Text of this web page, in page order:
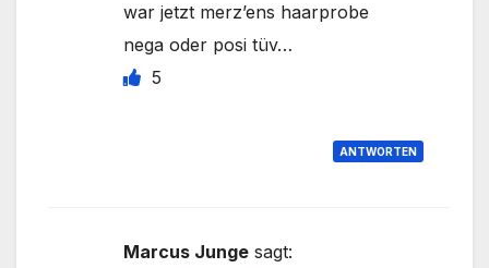
war jetzt merz’ens haarprobe
nega oder posi tüv…
5
ANTWORTEN
Marcus Junge sagt: